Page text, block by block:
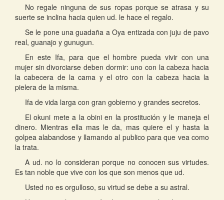
No regale ninguna de sus ropas porque se atrasa y su
suerte se inclina hacia quien ud. le hace el regalo.
Se le pone una guadaña a Oya entizada con juju de pavo
real, guanajo y gunugun.
En este Ifa, para que el hombre pueda vivir con una
mujer sin divorciarse deben dormir: uno con la cabeza hacia
la cabecera de la cama y el otro con la cabeza hacia la
pielera de la misma.
Ifa de vida larga con gran gobierno y grandes secretos.
El okuni mete a la obini en la prostitución y le maneja el
dinero. Mientras ella mas le da, mas quiere el y hasta la
golpea alabandose y llamando al publico para que vea como
la trata.
A ud. no lo consideran porque no conocen sus virtudes.
Es tan noble que vive con los que son menos que ud.
Usted no es orgulloso, su virtud se debe a su astral.